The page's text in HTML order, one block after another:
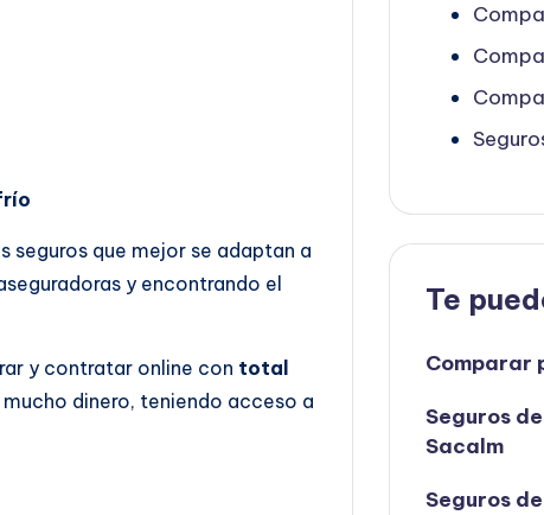
seguros que mejor se adaptan a
y encontrando el
y contratar online con total
dinero, teniendo acceso a
Te
Comparar
Seguros
Sacalm
Seguros